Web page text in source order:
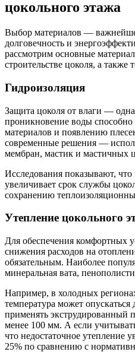
цокольного этажа
Выбор материалов —
долговечность и
рассмотрим основные
строительстве цоколя, а также
Гидроизоляция
Защита цоколя от влаги —
проникновение воды
материалов и появлению
современные решения —
мембран, мастик и мастичных
Исследования показывают,
увеличивает срок службы
сохранению
Утепление цокольного
Для обеспечения комфортных
снижения расходов на
обязательным. Наиболее
минеральная вата,
Например, в холодных
температура может
применять экструдированный
менее 100 мм. А если
что недостаточное утепление
25% по сравнению с